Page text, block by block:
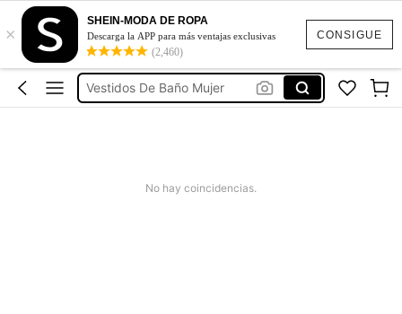
CONSIGUE
×
SHEIN-MODA DE ROPA
Descarga la APP para más ventajas exclusivas
(2,460)
Ropa Deportiva De Mujer
Vestidos
Vestidos De Baño Mujer
No hay coincidencias.